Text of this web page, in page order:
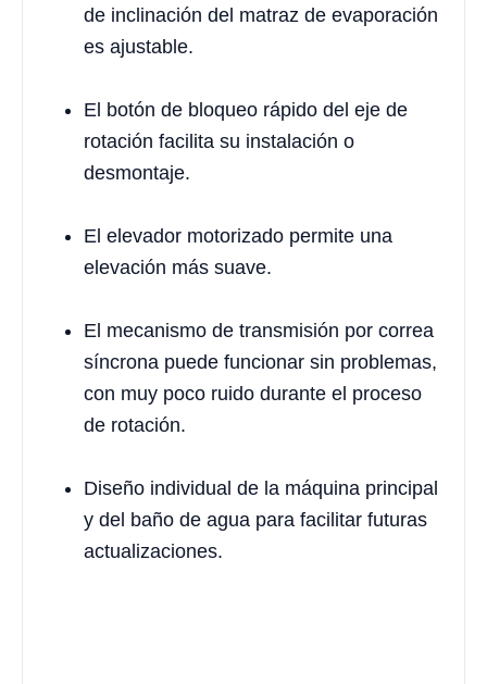
de inclinación del matraz de evaporación
es ajustable.
El botón de bloqueo rápido del eje de
rotación facilita su instalación o
desmontaje.
El elevador motorizado permite una
elevación más suave.
El mecanismo de transmisión por correa
síncrona puede funcionar sin problemas,
con muy poco ruido durante el proceso
de rotación.
Diseño individual de la máquina principal
y del baño de agua para facilitar futuras
actualizaciones.